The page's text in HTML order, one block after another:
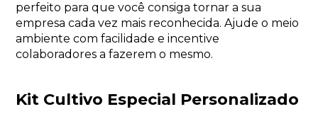
perfeito para que você consiga tornar a sua
empresa cada vez mais reconhecida. Ajude o meio
ambiente com facilidade e incentive
colaboradores a fazerem o mesmo.
Kit Cultivo Especial Personalizado